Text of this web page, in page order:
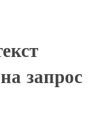
запрос